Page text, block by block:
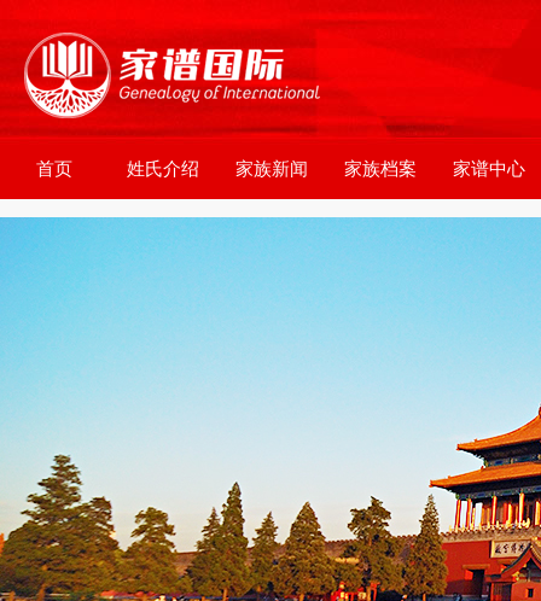
首页 姓氏介绍 家族新闻 家族档案 家谱中心